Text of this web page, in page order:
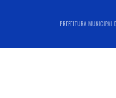
PREFEITURA